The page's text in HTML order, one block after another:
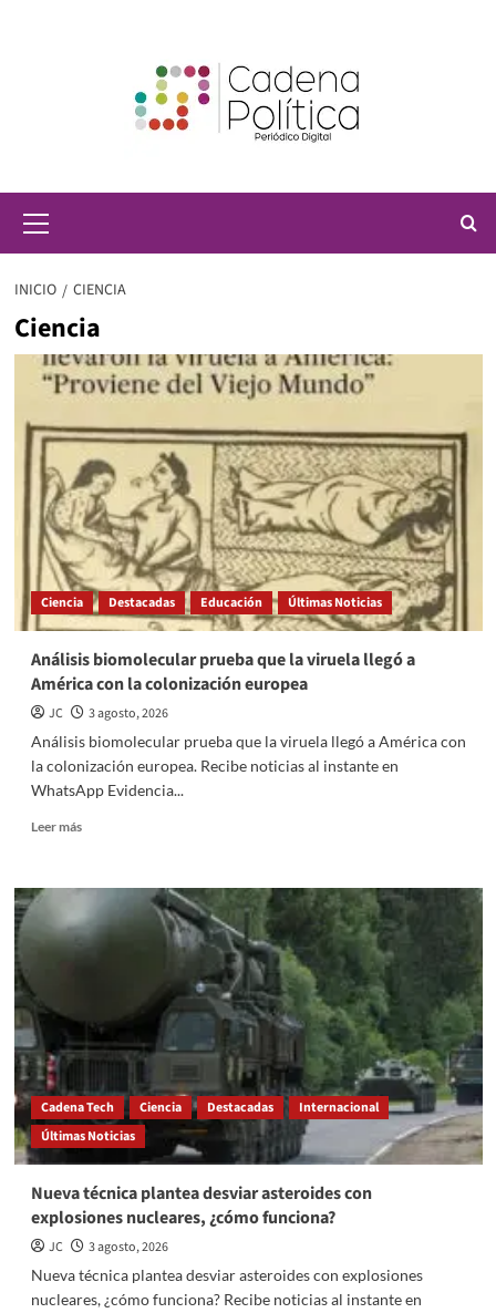
principal
INICIO CIENCIA
Ciencia
Ciencia Destacadas Educación Últimas Noticias
Análisis biomolecular prueba que la viruela llegó a
América con la colonización europea
JC
3 agosto, 2026
Análisis biomolecular prueba que la viruela llegó a América con
la colonización europea. Recibe noticias al instante en
WhatsApp Evidencia...
Leer másRead
Análisis
biomolecular
prueba
que
América
la
colonización
europea
Cadena Tech Ciencia Destacadas
Internacional
Últimas Noticias
Nueva técnica plantea desviar asteroides con
explosiones nucleares, ¿cómo funciona?
JC
3 agosto, 2026
Nueva técnica plantea desviar asteroides con explosiones
nucleares, ¿cómo funciona? Recibe noticias al instante en